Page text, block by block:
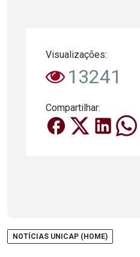
Visualizações:
13241
Compartilhar:
NOTÍCIAS UNICAP (HOME)